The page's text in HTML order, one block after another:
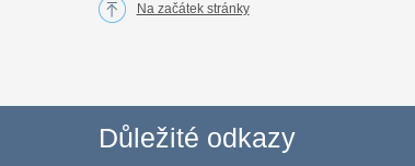
Na začátek stránky
Důležité odkazy